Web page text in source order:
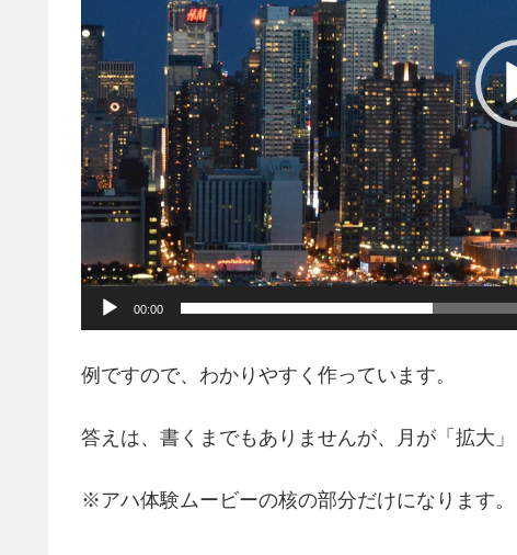
ヤ
ー
00:00
例ですので、わかりやすく作っています。
答えは、書くまでもありませんが、月が「拡大」
※アハ体験ムービーの核の部分だけになります。